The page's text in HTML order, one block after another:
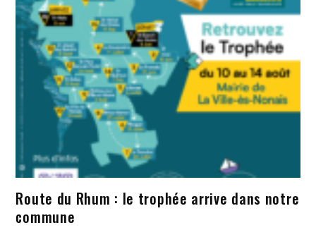
Route du Rhum : le trophée arrive dans notre
commune